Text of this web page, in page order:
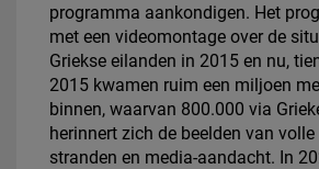
programma aankondigen. Het
met een videomontage over de
Griekse eilanden in 2015 en nu,
2015 kwamen ruim een miljoen
binnen, waarvan 800.000 via
herinnert zich de beelden van
stranden en media-aandacht. In